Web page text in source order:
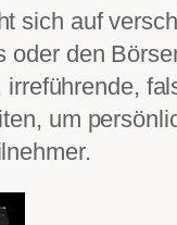
sich auf
oder den
um